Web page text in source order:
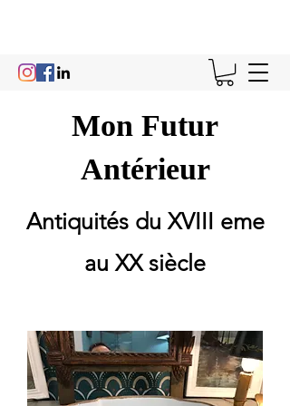
Mon Futur
Antérieur
Antiquités du XVIII eme
au XX siècle